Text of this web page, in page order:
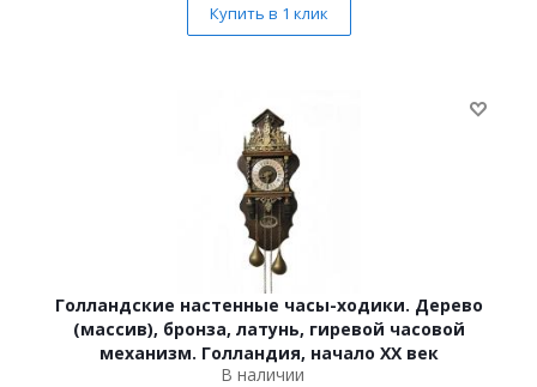
Купить в 1 клик
Голландские настенные часы-ходики. Дерево
(массив), бронза, латунь, гиревой часовой
механизм. Голландия, начало XX век
В наличии